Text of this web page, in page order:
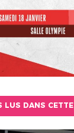
LUS DANS